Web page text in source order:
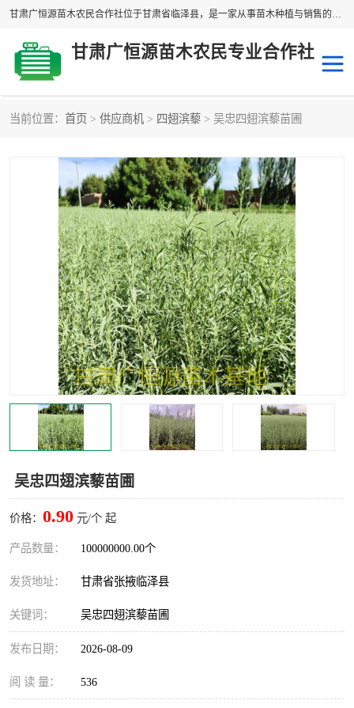
甘肃广恒源苗木农民合作社位于甘肃省临泽县，是一家从事苗木种植与销售的农民合作组织，合作社拥有苗木基地1500多亩，种植苗木品种40多个，年产各类苗木2000多万株。主营：白刺苗、红柳苗、梭梭苗等，我们以“种植一流的苗子，诚信经营”的经营理念，竭诚为每一位客户做优质的服务，欢迎来电咨询！
甘肃广恒源苗木农民专业合作社
当前位置： 首页 > 供应商机 > 四翅滨藜 > 吴忠四翅滨藜苗圃
吴忠四翅滨藜苗圃
价格： 0.90 元/个 起
产品数量： 100000000.00个
发货地址： 甘肃省张掖临泽县
关键词： 吴忠四翅滨藜苗圃
发布日期： 2026-08-09
阅 读 量： 536
柠条
白刺苗
沙枣树 红柳苗
沙棘苗 柽柳苗
砂生槐 四翅滨藜